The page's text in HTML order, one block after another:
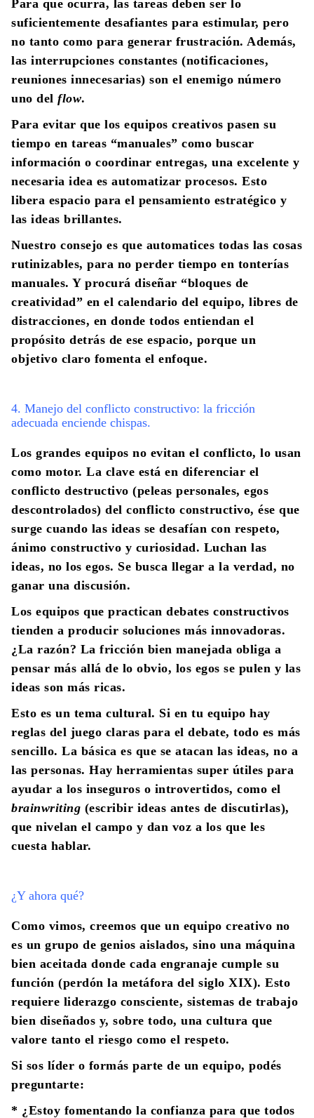
Para que ocurra, las tareas deben ser lo
suficientemente desafiantes para estimular, pero
no tanto como para generar frustración. Además,
las interrupciones constantes (notificaciones,
reuniones innecesarias) son el enemigo número
uno del flow.
Para evitar que los equipos creativos pasen su
tiempo en tareas “manuales” como buscar
información o coordinar entregas, una excelente y
necesaria idea es automatizar procesos. Esto
libera espacio para el pensamiento estratégico y
las ideas brillantes.
Nuestro consejo es que automatices todas las cosas
rutinizables, para no perder tiempo en tonterías
manuales. Y procurá diseñar “bloques de
creatividad” en el calendario del equipo, libres de
distracciones, en donde todos entiendan el
propósito detrás de ese espacio, porque un
objetivo claro fomenta el enfoque.
4. Manejo del conflicto constructivo: la fricción
adecuada enciende chispas.
Los grandes equipos no evitan el conflicto, lo usan
como motor. La clave está en diferenciar el
conflicto destructivo (peleas personales, egos
descontrolados) del conflicto constructivo, ése que
surge cuando las ideas se desafían con respeto,
ánimo constructivo y curiosidad. Luchan las
ideas, no los egos. Se busca llegar a la verdad, no
ganar una discusión.
Los equipos que practican debates constructivos
tienden a producir soluciones más innovadoras.
¿La razón? La fricción bien manejada obliga a
pensar más allá de lo obvio, los egos se pulen y las
ideas son más ricas.
Esto es un tema cultural. Si en tu equipo hay
reglas del juego claras para el debate, todo es más
sencillo. La básica es que se atacan las ideas, no a
las personas. Hay herramientas super útiles para
ayudar a los inseguros o introvertidos, como el
brainwriting (escribir ideas antes de discutirlas),
que nivelan el campo y dan voz a los que les
cuesta hablar.
¿Y ahora qué?
Como vimos, creemos que un equipo creativo no
es un grupo de genios aislados, sino una máquina
bien aceitada donde cada engranaje cumple su
función (perdón la metáfora del siglo XIX). Esto
requiere liderazgo consciente, sistemas de trabajo
bien diseñados y, sobre todo, una cultura que
valore tanto el riesgo como el respeto.
Si sos líder o formás parte de un equipo, podés
preguntarte:
* ¿Estoy fomentando la confianza para que todos